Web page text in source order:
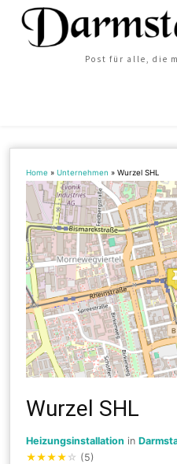
Post für alle, die
Home »Unternehmen »Wurzel SHL
Wurzel SHL
Heizungsinstallation in
★★★★ ☆ (5)